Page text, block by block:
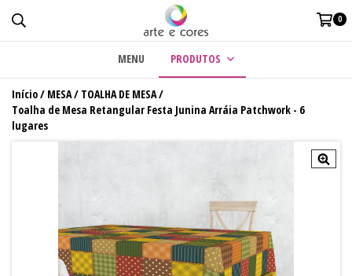
0
MENU PRODUTOS
Início/ MESA/ TOALHA DE MESA/
Toalha de Mesa Retangular Festa Junina Arráia Patchwork - 6
lugares